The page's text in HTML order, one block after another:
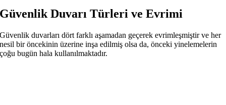
Güvenlik Duvarı Türleri ve Evrimi
Güvenlik duvarları dört farklı aşamadan geçerek evrimleşmiştir ve her
nesil bir öncekinin üzerine inşa edilmiş olsa da, önceki yinelemelerin
çoğu bugün hala kullanılmaktadır.